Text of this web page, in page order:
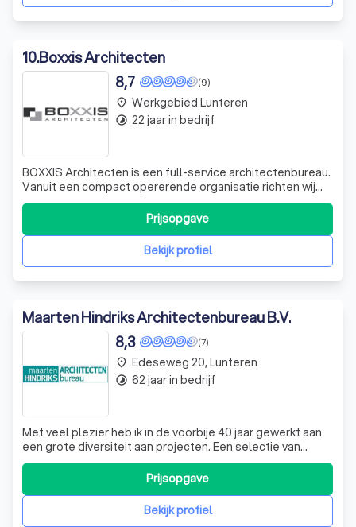
10.Boxxis Architecten
(9)
8,7
BOXXIS Architecten is een full-service architectenbureau.
Vanuit een compact opererende organisatie richten wij
ons op een breed scala aan ontwerpopgaven. Door de
grote verscheidenheid aan opdrachten beschikken wij
over een breed ontwikkelde kennis op het gebied van
stedenbouw, architectuur en inter
Bekijk profiel
Prijsopgave
place Werkgebied Lunteren
timelapse 22 jaar in bedrijf
Maarten Hindriks Architectenbureau B.V.
(7)
8,3
Met veel plezier heb ik in de voorbije 40 jaar gewerkt aan
een grote diversiteit aan projecten. Een selectie van
gerealiseerde werken treft u aan onder het hoofdstuk
"PROJECTEN". Maar nog altijd mag ik mij gelukkig prijzen
met opdrachten, waaraan ik met niet aflatende inzet werk.
Daarnaast maak ik n
Bekijk profiel
Prijsopgave
place Edeseweg 20, Lunteren
timelapse 62 jaar in bedrijf